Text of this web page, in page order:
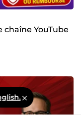
YouTube